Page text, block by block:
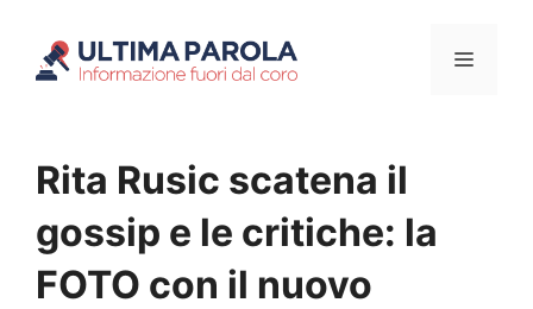
Menu
Rita Rusic scatena il
gossip e le critiche: la
FOTO con il nuovo